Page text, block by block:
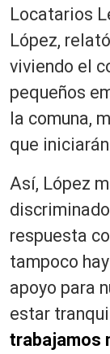
Locatarios
López,
viviendo el
pequeños
la comuna,
que
Así, López
respuesta
tampoco
apoyo para
estar
trabajamos